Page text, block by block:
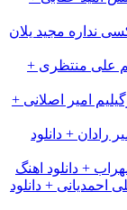
نداره مجید یلان
علی منتظری +
امیر اصلانی +
رادان + دانلود
+ دانلود اهنگ
+ دانلود